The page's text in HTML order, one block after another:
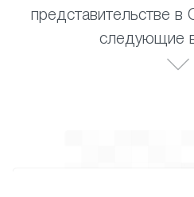
представительстве
следующие